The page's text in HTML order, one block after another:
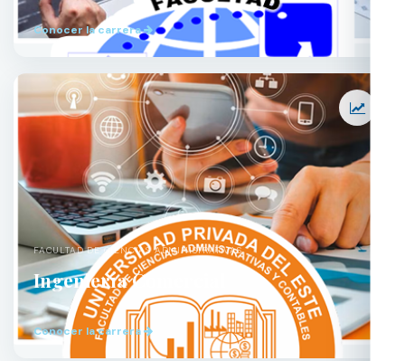
Conocer la carrera
FACULTAD DE CIENCIAS ADMINISTRATIVAS
Ingeniería Comercial
Conocer la carrera